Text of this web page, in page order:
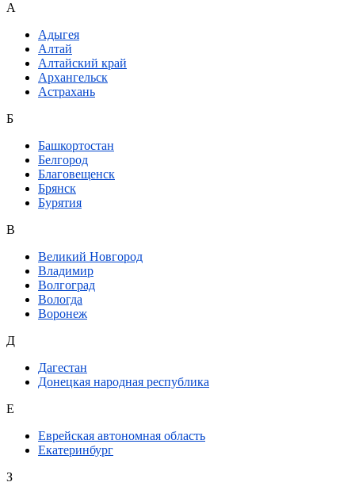
А
Адыгея
Алтай
Алтайский край
Архангельск
Астрахань
Б
Башкортостан
Белгород
Благовещенск
Брянск
Бурятия
В
Великий Новгород
Владимир
Волгоград
Вологда
Воронеж
Д
Дагестан
Донецкая народная республика
Е
Еврейская автономная область
Екатеринбург
З